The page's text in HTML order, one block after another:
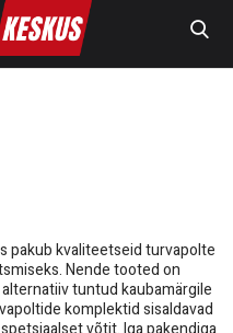
pakub kvaliteetseid turvapolte
Nende tooted on
tuntud kaubamärgile
komplektid sisaldavad